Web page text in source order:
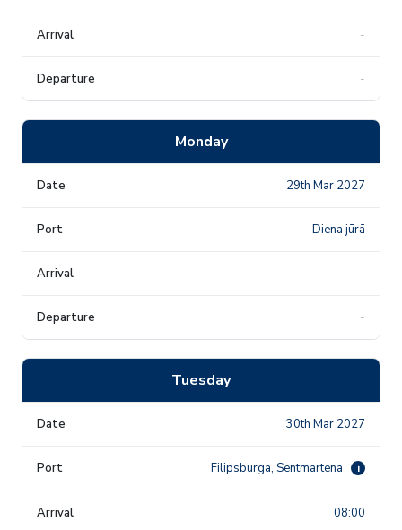
-
-
Monday
29th Mar 2027
Diena jūrā
-
-
Tuesday
30th Mar 2027
Filipsburga, Sentmartena i
08:00